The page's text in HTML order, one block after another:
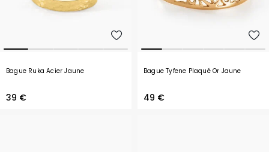
Bague Ruka Acier Jaune
39 €
Bague Tyfene Plaqué Or Jaune
49 €